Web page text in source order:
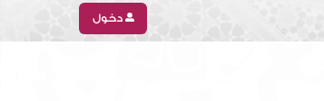
دخول